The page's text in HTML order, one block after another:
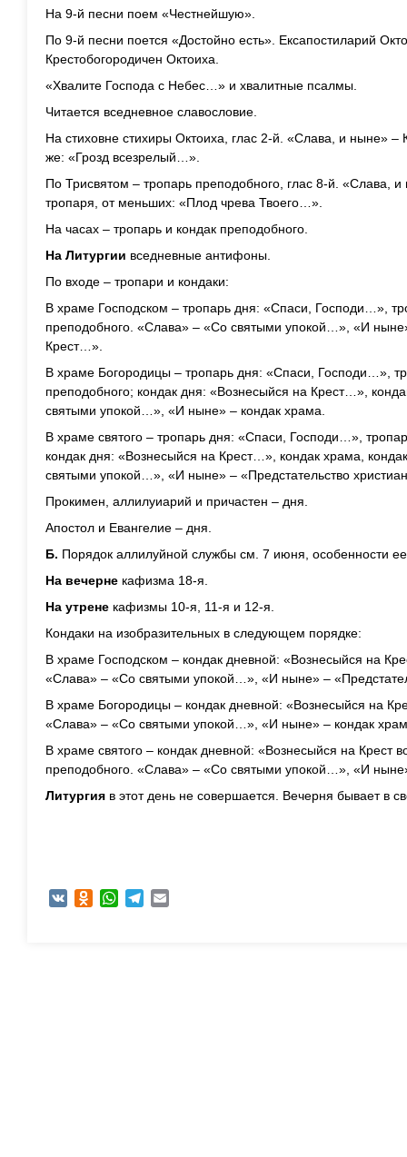
На 9-й песни поем «Честнейшую».
По 9-й песни поется «Достойно есть». Ексапостиларий
Крестобогородичен Октоиха.
«Хвалите Господа с Небес…» и хвалитные псалмы.
Читается вседневное славословие.
На стиховне стихиры Октоиха, глас 2-й. «Слава, и ныне» –
же: «Грозд всезрелый…».
По Трисвятом – тропарь преподобного, глас 8-й. «Слава,
тропаря, от меньших: «Плод чрева Твоего…».
На часах – тропарь и кондак преподобного.
На Литургии вседневные антифоны.
По входе – тропари и кондаки:
В храме Господском – тропарь дня: «Спаси, Господи…»,
преподобного. «Слава» – «Со святыми упокой…», «И
Крест…».
В храме Богородицы – тропарь дня: «Спаси, Господи…»,
преподобного; кондак дня: «Вознесыйся на Крест…»,
святыми упокой…», «И ныне» – кондак храма.
В храме святого – тропарь дня: «Спаси, Господи…»,
кондак дня: «Вознесыйся на Крест…», кондак храма,
святыми упокой…», «И ныне» – «Предстательство
Прокимен, аллилуиарий и причастен – дня.
Апостол и Евангелие – дня.
Б. Порядок аллилуйной службы см. 7 июня, особенности
На вечерне кафизма 18-я.
На утрене кафизмы 10-я, 11-я и 12-я.
Кондаки на изобразительных в следующем порядке:
В храме Господском – кондак дневной: «Вознесыйся на
«Слава» – «Со святыми упокой…», «И ныне» –
В храме Богородицы – кондак дневной: «Вознесыйся на
«Слава» – «Со святыми упокой…», «И ныне» – кондак
В храме святого – кондак дневной: «Вознесыйся на Крест
преподобного. «Слава» – «Со святыми упокой…», «И
Литургия в этот день не совершается. Вечерня бывает в
VK Odnoklassniki
WhatsAppTelegram